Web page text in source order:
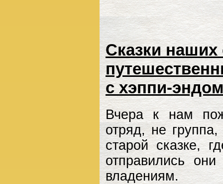
Сказки
с хэппи-эндом
Вчера к нам
отряд, не
старой сказке,
отправились
владениям.